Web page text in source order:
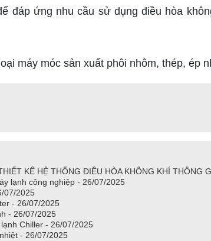
đáp ứng nhu cầu sử dụng điều hòa
máy móc sản xuất phôi nhôm, thép,
KẾ HỆ THỐNG ĐIỀU HÒA KHÔNG KHÍ THÔNG
lạnh công nghiệp - 26/07/2025
07/2025
- 26/07/2025
- 26/07/2025
Chiller - 26/07/2025
- 26/07/2025